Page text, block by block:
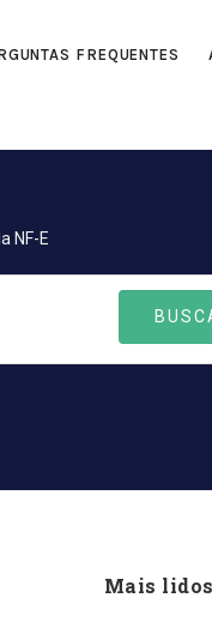
FREQUENTES
NF-E
Mais lidos